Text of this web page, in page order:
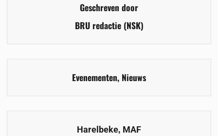
Geschreven door
BRU redactie (NSK)
Evenementen, Nieuws
Harelbeke, MAF